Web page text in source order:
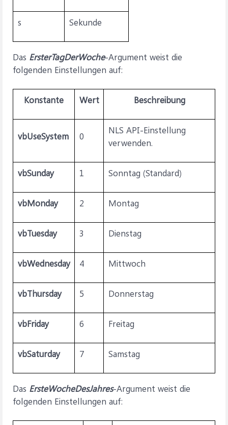
s Sekunde
Das ErsterTagDerWoche-Argument weist die
folgenden Einstellungen auf:
Konstante Wert Beschreibung
vbUseSystem 0
NLS API-Einstellung
verwenden.
vbSunday 1 Sonntag (Standard)
vbMonday 2 Montag
vbTuesday 3 Dienstag
vbWednesday 4 Mittwoch
vbThursday 5 Donnerstag
vbFriday 6 Freitag
vbSaturday 7 Samstag
Das ErsteWocheDesJahres-Argument weist die
folgenden Einstellungen auf: